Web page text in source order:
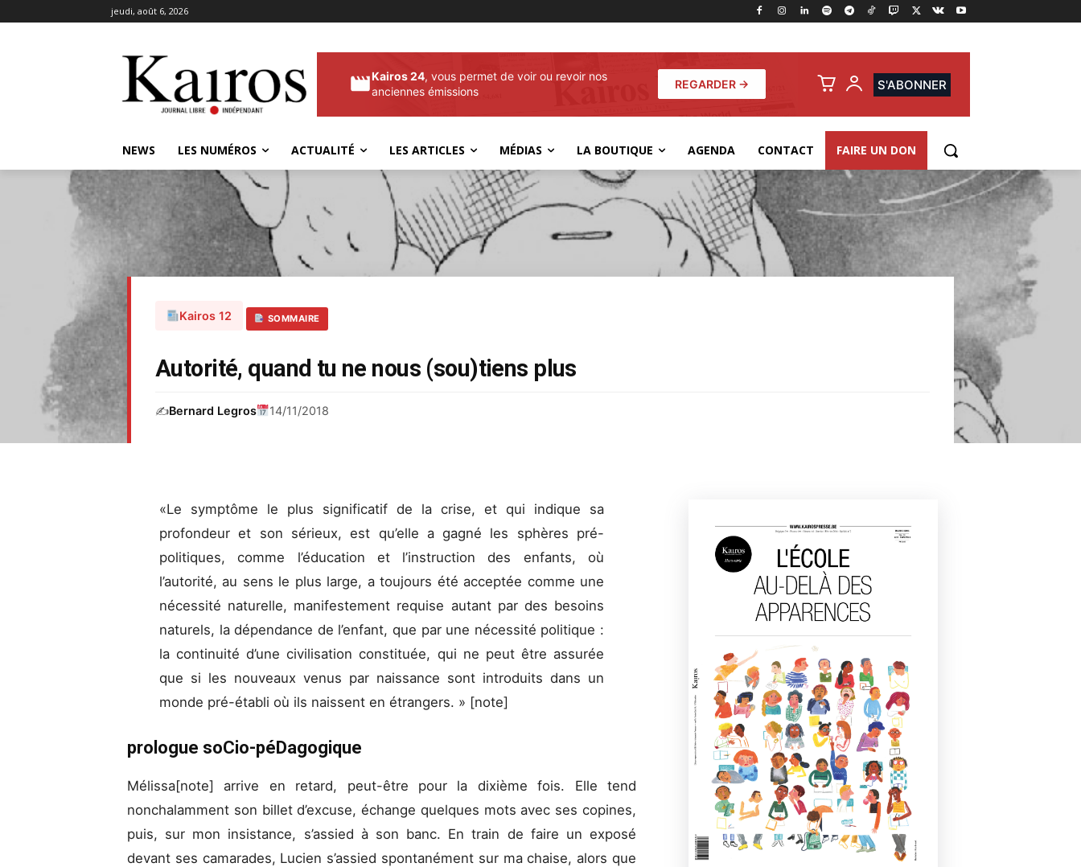
jeudi, août 6, 2026
Kairos 24, vous permet de voir ou revoir nos
anciennes émissions
REGARDER → S'ABONNER
NEWS LES NUMÉROS ACTUALITÉ LES ARTICLES MÉDIAS LA BOUTIQUE AGENDA CONTACT FAIRE UN DON
Kairos 12 SOMMAIRE
Autorité, quand tu ne nous (sou)tiens plus
✍️Bernard Legros 14/11/2018
«Le symptôme le plus significatif de la crise, et qui indique sa
profondeur et son sérieux, est qu’elle a gagné les sphères pré-
politiques, comme l’éducation et l’instruction des enfants, où
l’autorité, au sens le plus large, a toujours été acceptée comme une
nécessité naturelle, manifestement requise autant par des besoins
naturels, la dépendance de l’enfant, que par une nécessité politique :
la continuité d’une civilisation constituée, qui ne peut être assurée
que si les nouveaux venus par naissance sont introduits dans un
monde pré-établi où ils naissent en étrangers. » [note]
prologue soCio-péDagogique
Mélissa[note]
arrive en retard, peut-être pour la dixième fois. Elle tend
nonchalamment son billet d’excuse, échange quelques mots avec ses copines,
puis, sur mon insistance, s’assied à son banc. En train de faire un exposé
devant ses camarades, Lucien s’assied spontanément sur ma chaise, alors que